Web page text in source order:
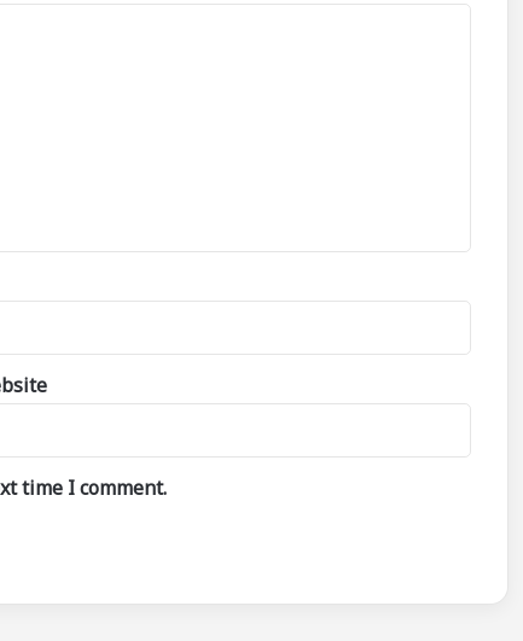
time I comment.